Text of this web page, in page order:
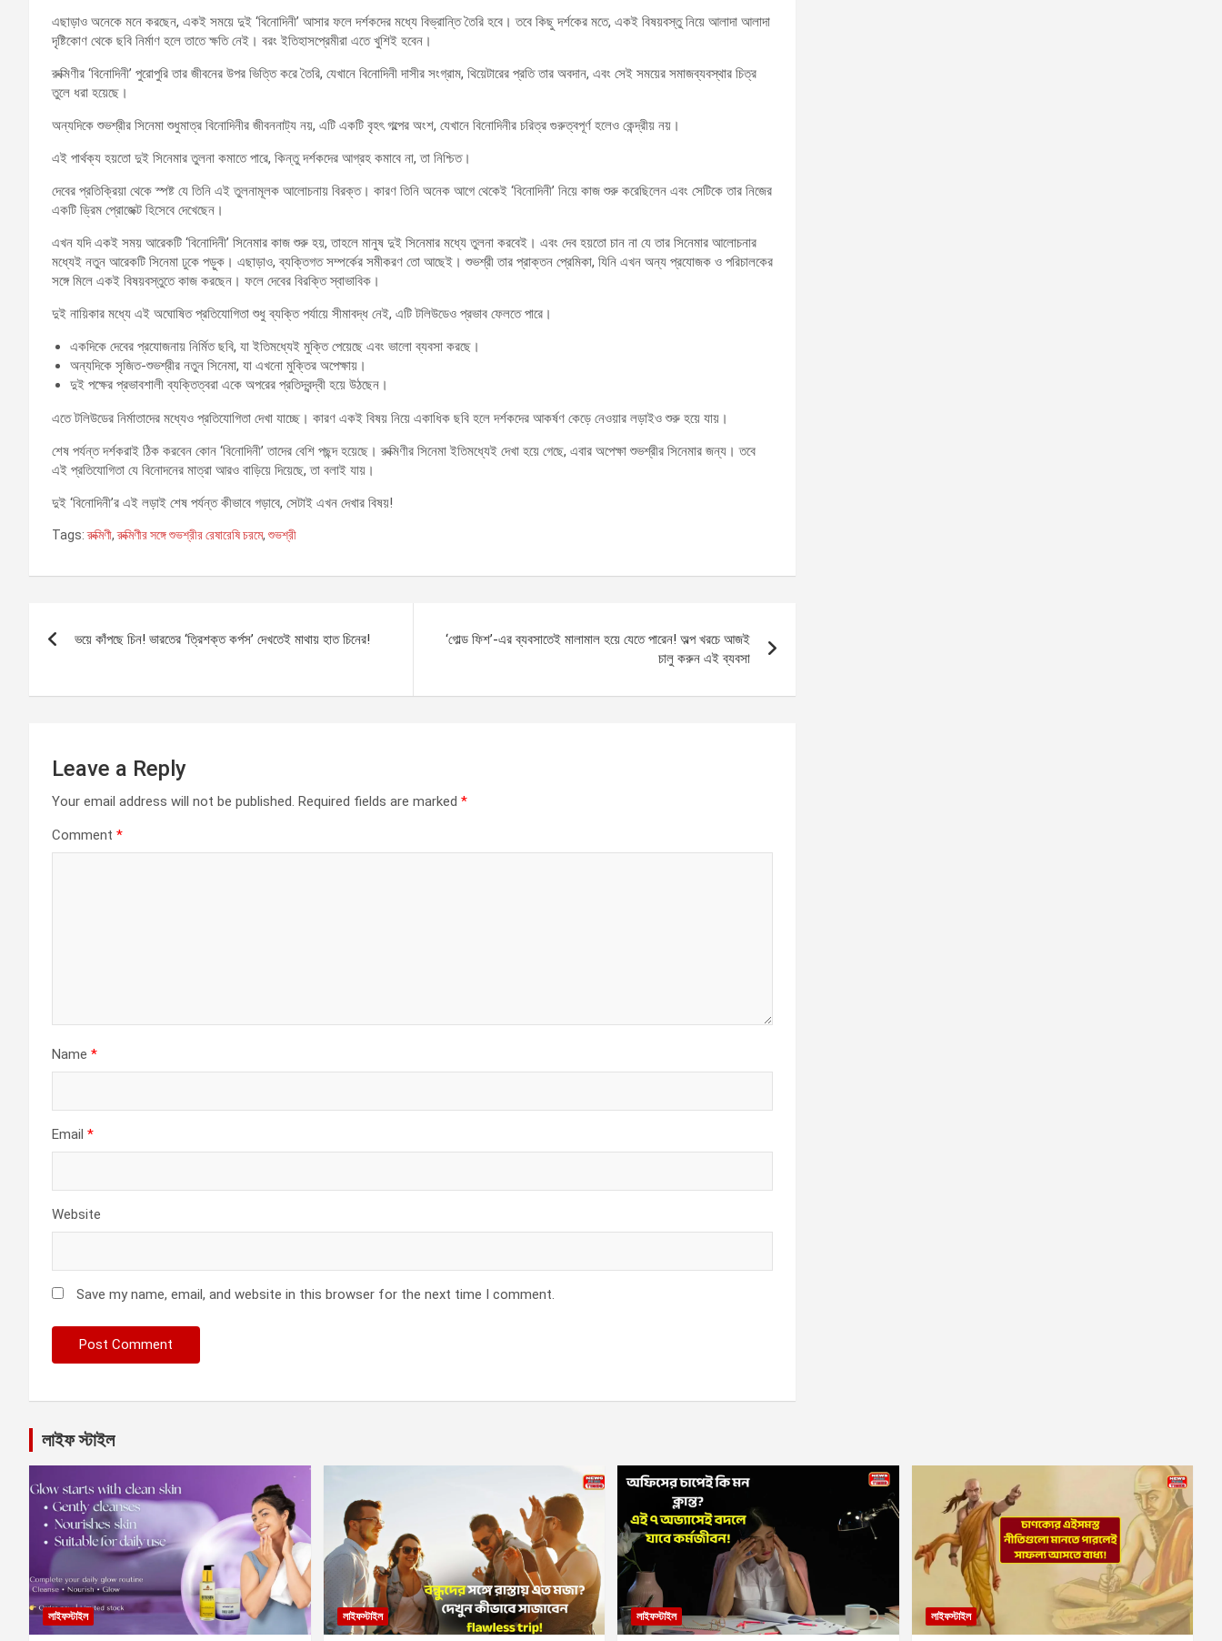
এছাড়াও অনেকে মনে করছেন, একই সময়ে দুই ‘বিনোদিনী’ আসার ফলে দর্শকদের মধ্যে বিভ্রান্তি তৈরি হবে। তবে কিছু দর্শকের মতে, একই বিষয়বস্তু নিয়ে আলাদা আলাদা
দৃষ্টিকোণ থেকে ছবি নির্মাণ হলে তাতে ক্ষতি নেই। বরং ইতিহাসপ্রেমীরা এতে খুশিই হবেন।
রুক্মিণীর ‘বিনোদিনী’ পুরোপুরি তার জীবনের উপর ভিত্তি করে তৈরি, যেখানে বিনোদিনী দাসীর সংগ্রাম, থিয়েটারের প্রতি তার অবদান, এবং সেই সময়ের সমাজব্যবস্থার চিত্র
তুলে ধরা হয়েছে।
অন্যদিকে শুভশ্রীর সিনেমা শুধুমাত্র বিনোদিনীর জীবননাট্য নয়, এটি একটি বৃহৎ গল্পের অংশ, যেখানে বিনোদিনীর চরিত্র গুরুত্বপূর্ণ হলেও কেন্দ্রীয় নয়।
এই পার্থক্য হয়তো দুই সিনেমার তুলনা কমাতে পারে, কিন্তু দর্শকদের আগ্রহ কমাবে না, তা নিশ্চিত।
দেবের প্রতিক্রিয়া থেকে স্পষ্ট যে তিনি এই তুলনামূলক আলোচনায় বিরক্ত। কারণ তিনি অনেক আগে থেকেই ‘বিনোদিনী’ নিয়ে কাজ শুরু করেছিলেন এবং সেটিকে তার নিজের
একটি ড্রিম প্রোজেক্ট হিসেবে দেখেছেন।
এখন যদি একই সময় আরেকটি ‘বিনোদিনী’ সিনেমার কাজ শুরু হয়, তাহলে মানুষ দুই সিনেমার মধ্যে তুলনা করবেই। এবং দেব হয়তো চান না যে তার সিনেমার আলোচনার
মধ্যেই নতুন আরেকটি সিনেমা ঢুকে পড়ুক। এছাড়াও, ব্যক্তিগত সম্পর্কের সমীকরণ তো আছেই। শুভশ্রী তার প্রাক্তন প্রেমিকা, যিনি এখন অন্য প্রযোজক ও পরিচালকের
সঙ্গে মিলে একই বিষয়বস্তুতে কাজ করছেন। ফলে দেবের বিরক্তি স্বাভাবিক।
দুই নায়িকার মধ্যে এই অঘোষিত প্রতিযোগিতা শুধু ব্যক্তি পর্যায়ে সীমাবদ্ধ নেই, এটি টলিউডেও প্রভাব ফেলতে পারে।
একদিকে দেবের প্রযোজনায় নির্মিত ছবি, যা ইতিমধ্যেই মুক্তি পেয়েছে এবং ভালো ব্যবসা করছে।
অন্যদিকে সৃজিত-শুভশ্রীর নতুন সিনেমা, যা এখনো মুক্তির অপেক্ষায়।
দুই পক্ষের প্রভাবশালী ব্যক্তিত্বরা একে অপরের প্রতিদ্বন্দ্বী হয়ে উঠছেন।
এতে টলিউডের নির্মাতাদের মধ্যেও প্রতিযোগিতা দেখা যাচ্ছে। কারণ একই বিষয় নিয়ে একাধিক ছবি হলে দর্শকদের আকর্ষণ কেড়ে নেওয়ার লড়াইও শুরু হয়ে যায়।
শেষ পর্যন্ত দর্শকরাই ঠিক করবেন কোন ‘বিনোদিনী’ তাদের বেশি পছন্দ হয়েছে। রুক্মিণীর সিনেমা ইতিমধ্যেই দেখা হয়ে গেছে, এবার অপেক্ষা শুভশ্রীর সিনেমার জন্য। তবে
এই প্রতিযোগিতা যে বিনোদনের মাত্রা আরও বাড়িয়ে দিয়েছে, তা বলাই যায়।
দুই ‘বিনোদিনী’র এই লড়াই শেষ পর্যন্ত কীভাবে গড়াবে, সেটাই এখন দেখার বিষয়!
Tags: রুক্মিণী,রুক্মিণীর সঙ্গে শুভশ্রীর রেষারেষি চরমে, শুভশ্রী
navigation
ভয়ে কাঁপছে চিন! ভারতের ‘ত্রিশক্ত কর্পস’ দেখতেই মাথায় হাত চিনের!
‘গোল্ড ফিশ’-এর ব্যবসাতেই মালামাল হয়ে যেতে পারেন! অল্প খরচে আজই
চালু করুন এই ব্যবসা
Leave a Reply
Your email address will not be published. Required fields are marked *
Comment *
Name *
Email *
Website
Save my name, email, and website in this browser for the next time I comment.
লাইফ স্টাইল
লাইফস্টাইল লাইফস্টাইল লাইফস্টাইল লাইফস্টাইল